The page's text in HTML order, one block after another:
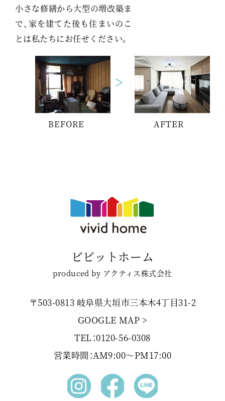
小さな修繕から大型の増改築ま
で、家を建てた後も住まいのこ
とは私たちにお任せください。
BEFORE
>
AFTER
ビビットホーム
produced by アクティス株式会社
〒503-0813 岐阜県大垣市三本木4丁目31-2
GOOGLE MAP >
TEL：0120-56-0308
営業時間：AM9:00〜PM17:00